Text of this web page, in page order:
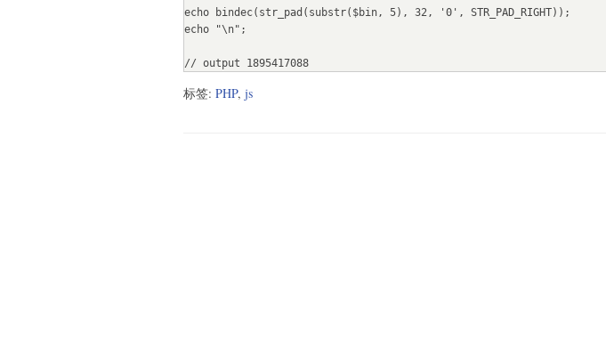
echo bindec(str_pad(substr($bin, 5), 32, '0', STR_PAD_RIGHT));
echo "\n";
// output 1895417088
标签: PHP, js